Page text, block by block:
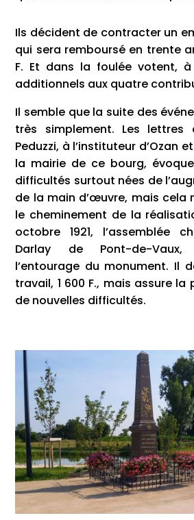
Ils décident de contracter un
qui sera remboursé en trente
F. Et dans la foulée votent,
additionnels aux quatre
Il semble que la suite des
très simplement. Les lettres
Peduzzi, à l’instituteur d’Ozan
la mairie de ce bourg,
difficultés surtout nées de
de la main d’œuvre, mais cela
le cheminement de la
octobre 1921, l’assemblée
Darlay de Pont-de-
l’entourage du monument. Il
travail, 1 600 F., mais assure la
de nouvelles difficultés.